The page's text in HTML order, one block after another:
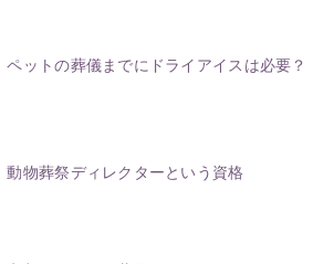
ペットの葬儀までにドライアイスは必要？
動物葬祭ディレクターという資格